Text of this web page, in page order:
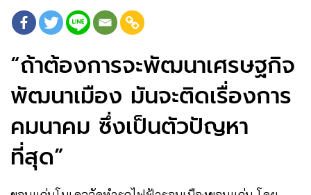
“ถ้าต้องการจะพัฒนาเศรษฐกิจ
พัฒนาเมือง มันจะติดเรื่องการ
คมนาคม ซึ่งเป็นตัวปัญหา
ที่สุด”